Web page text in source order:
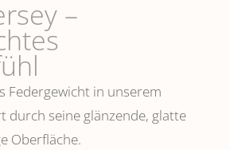
–
Federgewicht in unserem
durch seine glänzende, glatte
Oberfläche.